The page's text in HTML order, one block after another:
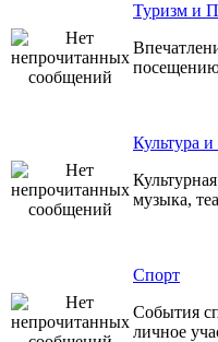
Туризм и
посещению
Культура
музыка,
Спорт
События
личное